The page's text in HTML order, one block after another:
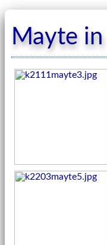
Mayte